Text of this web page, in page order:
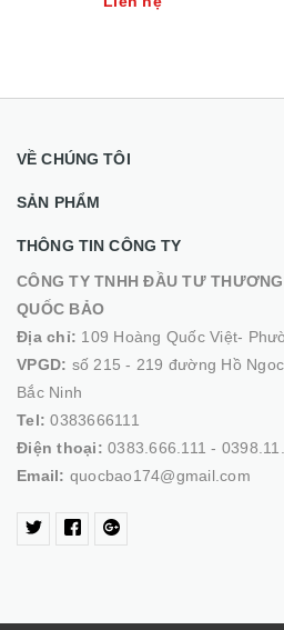
VỀ CHÚNG TÔI
SẢN PHẨM
THÔNG TIN CÔNG TY
CÔNG TY TNHH ĐẦU TƯ
QUỐC BẢO
Địa chỉ: 109 Hoàng Quốc Việt-
VPGD: số 215 - 219 đường Hồ
Bắc Ninh
Tel:0383666111
Điện thoại: 0383.666.111 -
Email: quocbao174@gmail.com